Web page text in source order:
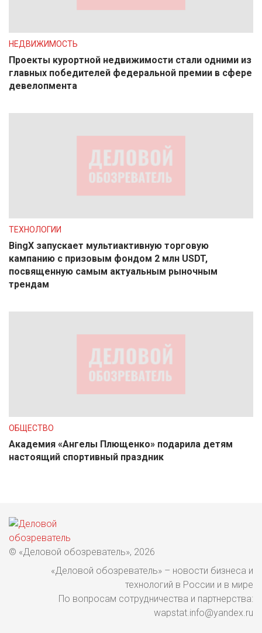
НЕДВИЖИМОСТЬ
Проекты курортной недвижимости стали одними из
главных победителей федеральной премии в сфере
девелопмента
ТЕХНОЛОГИИ
BingX запускает мультиактивную торговую
кампанию с призовым фондом 2 млн USDT,
посвященную самым актуальным рыночным
трендам
ОБЩЕСТВО
Академия «Ангелы Плющенко» подарила детям
настоящий спортивный праздник
© «Деловой обозреватель», 2026
«Деловой обозреватель» – новости бизнеса и
технологий в России и в мире
По вопросам сотрудничества и партнерства:
wapstat.info@yandex.ru